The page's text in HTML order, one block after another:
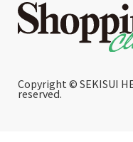
Copyright © SEKISUI
reserved.